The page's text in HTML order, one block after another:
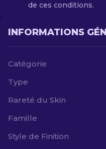
de ces conditions.
INFORMATIONS
Catégorie
Type
Rareté du Skin
Famille
Style de Finition